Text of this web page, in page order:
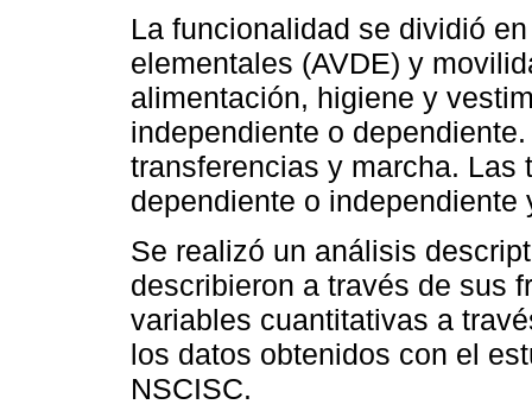
La funcionalidad se dividió
elementales (AVDE) y
alimentación, higiene y
independiente o
transferencias y marcha.
dependiente o
Se realizó un análisis
describieron a través de sus
variables cuantitativas a
los datos obtenidos con el
NSCISC.